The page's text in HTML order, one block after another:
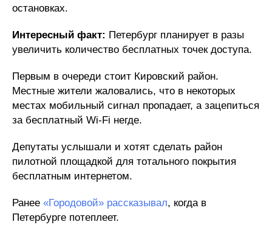
остановках.
Интересный факт: Петербург планирует в разы
увеличить количество бесплатных точек доступа.
Первым в очереди стоит Кировский район.
Местные жители жаловались, что в некоторых
местах мобильный сигнал пропадает, а зацепиться
за бесплатный Wi-Fi негде.
Депутаты услышали и хотят сделать район
пилотной площадкой для тотального покрытия
бесплатным интернетом.
Ранее «Городовой» рассказывал, когда в
Петербурге потеплеет.